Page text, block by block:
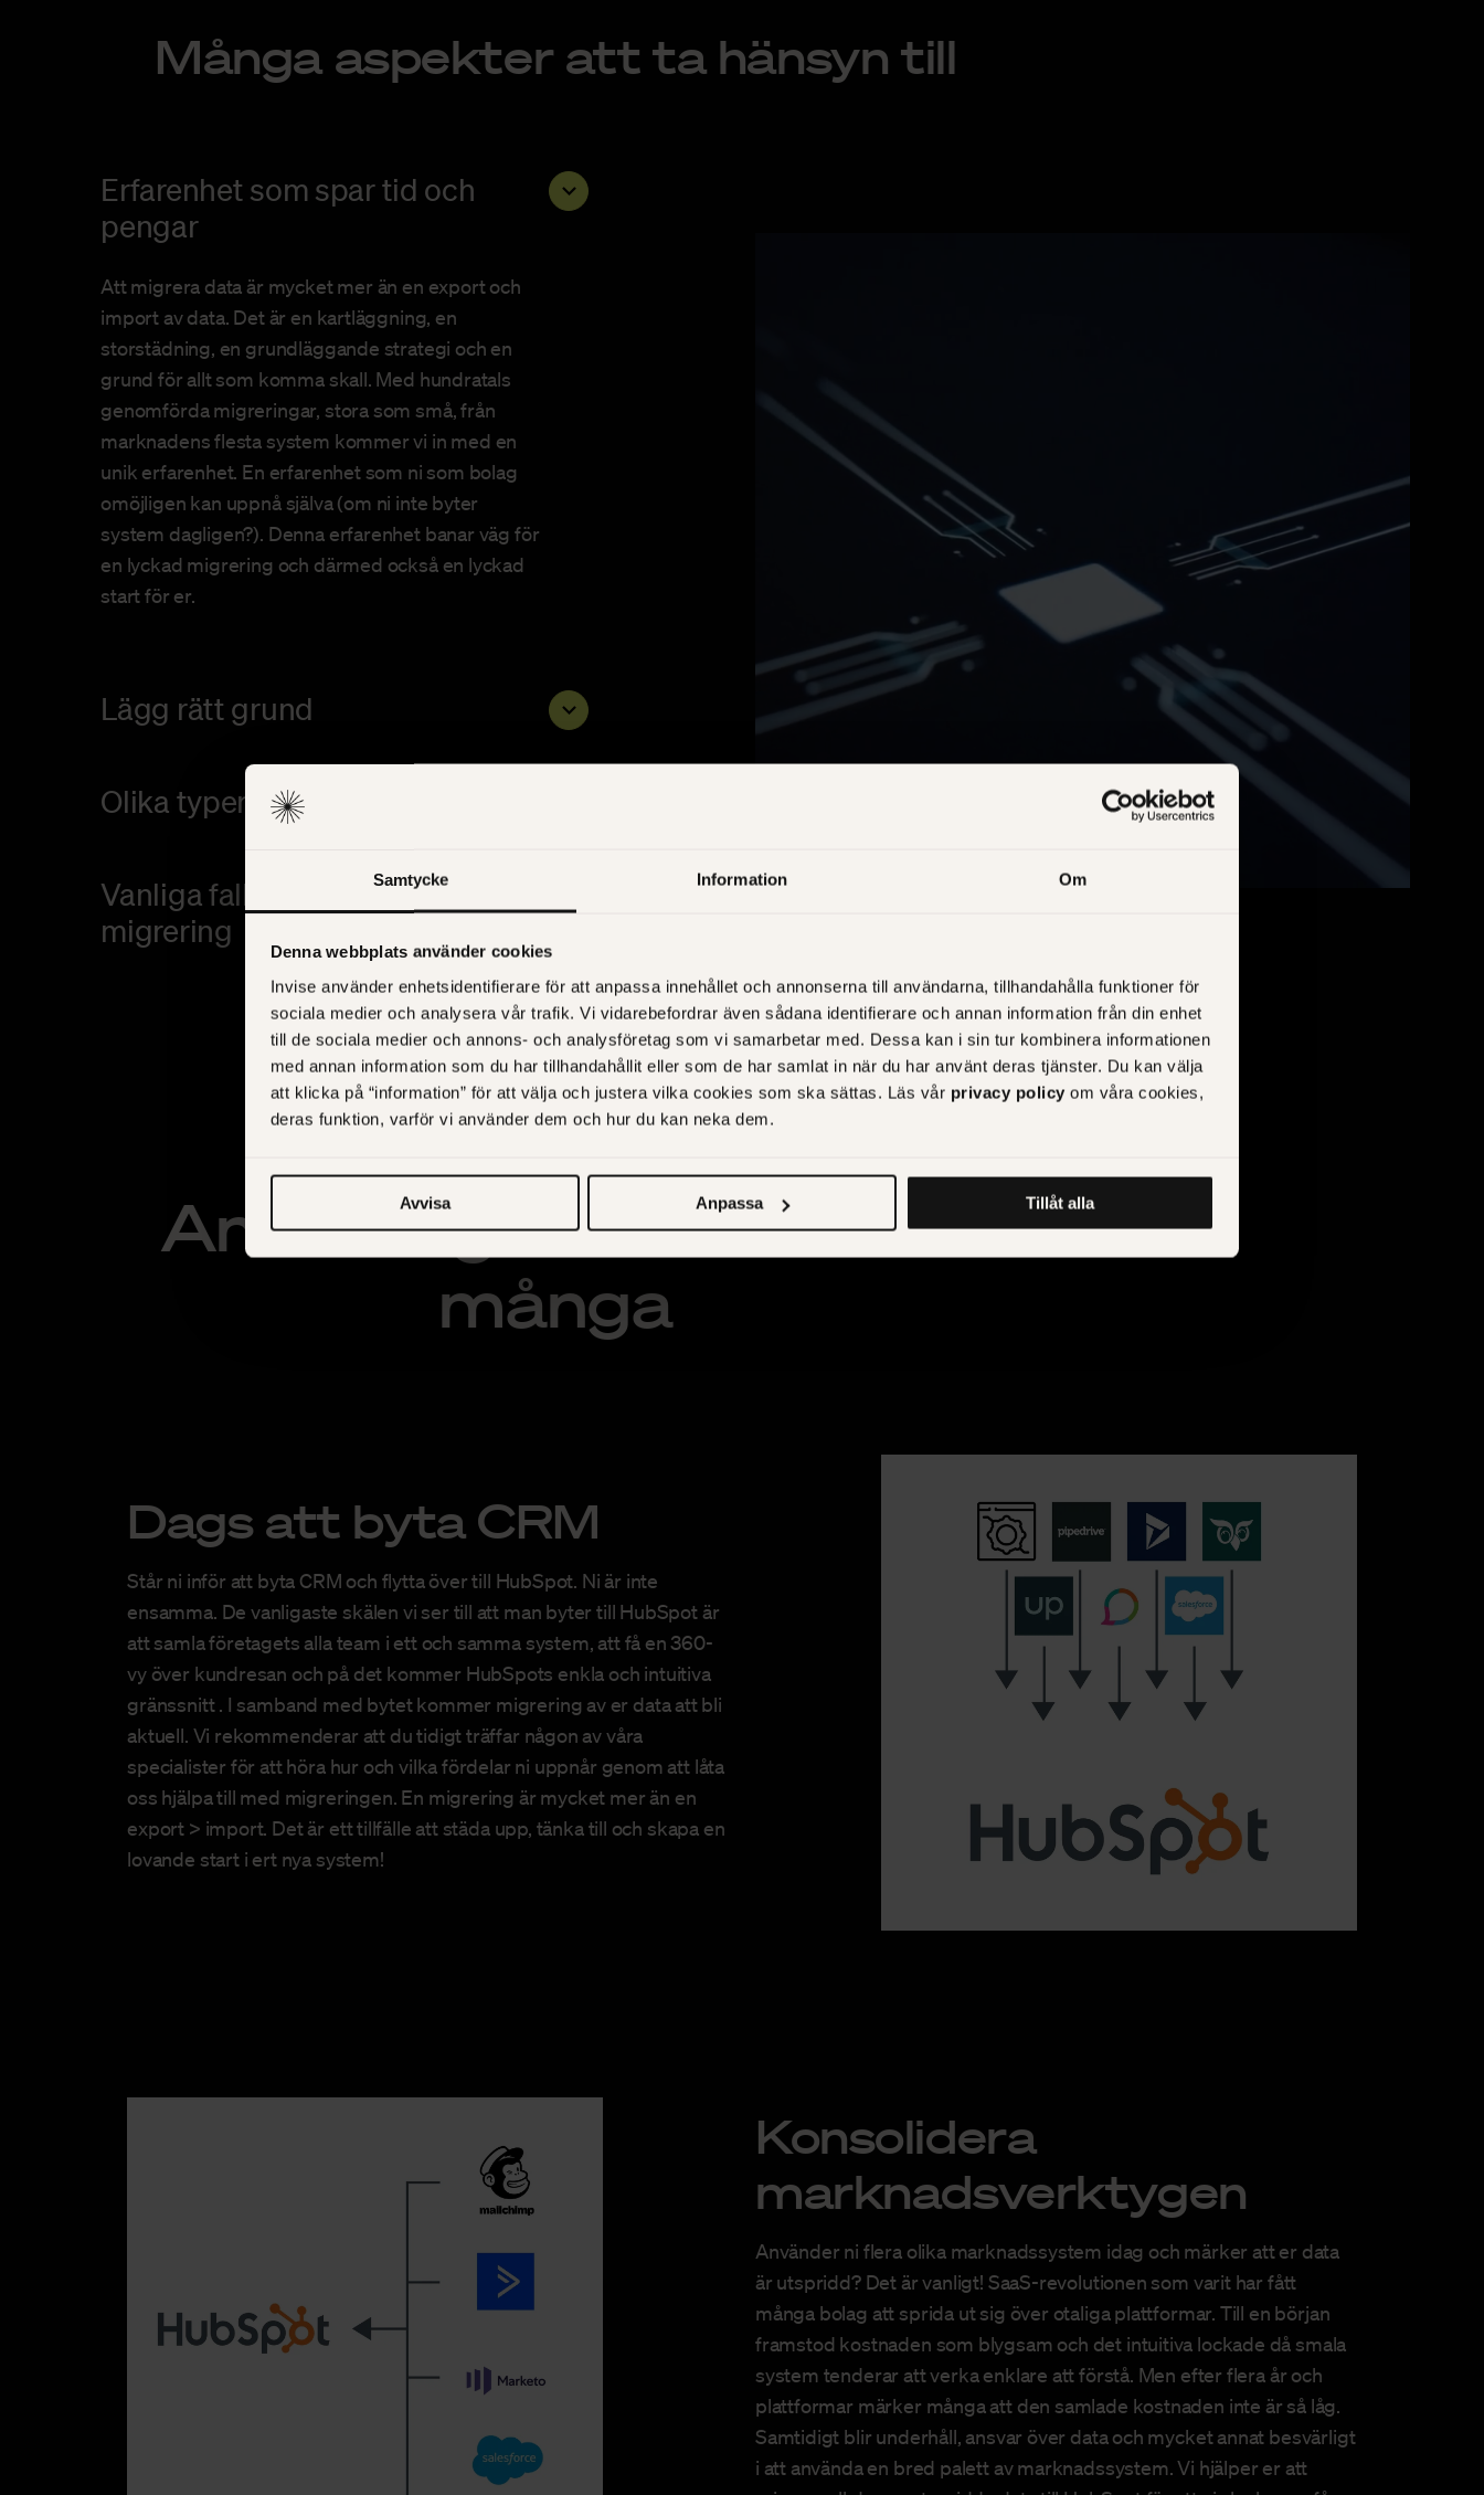
Samtycke Information Om
Denna webbplats använder cookies
Invise använder enhetsidentifierare för att anpassa innehållet och annonserna till användarna, tillhandahålla funktioner för
sociala medier och analysera vår trafik. Vi vidarebefordrar även sådana identifierare och annan information från din enhet
till de sociala medier och annons- och analysföretag som vi samarbetar med. Dessa kan i sin tur kombinera informationen
med annan information som du har tillhandahållit eller som de har samlat in när du har använt deras tjänster. Du kan välja
att klicka på “information” för att välja och justera vilka cookies som ska sättas. Läs vår privacy policy om våra cookies,
deras funktion, varför vi använder dem och hur du kan neka dem.
Avvisa Anpassa Tillåt alla
Många aspekter att ta hänsyn till
Erfarenhet som spar tid och
pengar
Att migrera data är mycket mer än en export och
import av data. Det är en kartläggning, en
storstädning, en grundläggande strategi och en
grund för allt som komma skall. Med hundratals
genomförda migreringar, stora som små, från
marknadens flesta system kommer vi in med en
unik erfarenhet. En erfarenhet som ni som bolag
omöjligen kan uppnå själva (om ni inte byter
system dagligen?). Denna erfarenhet banar väg för
en lyckad migrering och därmed också en lyckad
start för er.
Lägg rätt grund
Olika typer av migreringar
Vanliga fallgropar vid
migrering
Anledningarna kan vara
många
Dags att byta CRM
Står ni inför att byta CRM och flytta över till HubSpot. Ni är inte
ensamma. De vanligaste skälen vi ser till att man byter till HubSpot är
att samla företagets alla team i ett och samma system, att få en 360-
vy över kundresan och på det kommer HubSpots enkla och intuitiva
gränssnitt . I samband med bytet kommer migrering av er data att bli
aktuell. Vi rekommenderar att du tidigt träffar någon av våra
specialister för att höra hur och vilka fördelar ni uppnår genom att låta
oss hjälpa till med migreringen. En migrering är mycket mer än en
export > import. Det är ett tillfälle att städa upp, tänka till och skapa en
lovande start i ert nya system!
Konsolidera
marknadsverktygen
Använder ni flera olika marknadssystem idag och märker att er data
är utspridd? Det är vanligt! SaaS-revolutionen som varit har fått
många bolag att sprida ut sig över otaliga plattformar. Till en början
framstod kostnaden som blygsam och det intuitiva lockade då smala
system tenderar att verka enklare att förstå. Men efter flera år och
plattformar märker många att den samlade kostnaden inte är så låg.
Samtidigt blir underhåll, ansvar över data och mycket annat besvärligt
i att använda en bred palett av marknadssystem. Vi hjälper er att